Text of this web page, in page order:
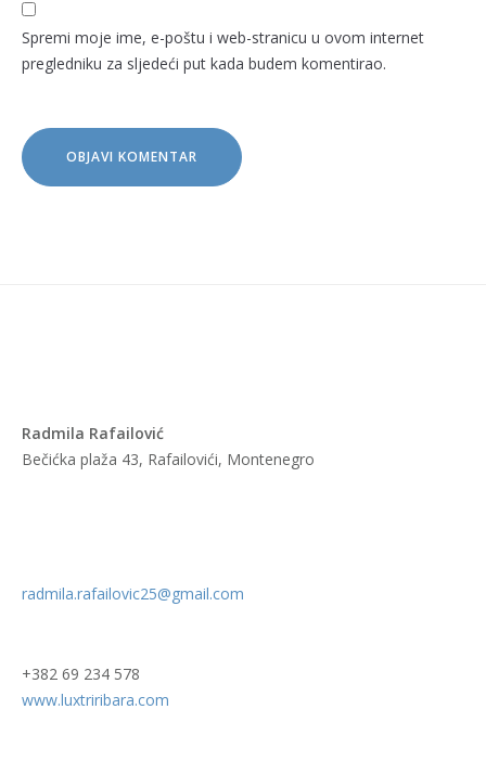
Spremi moje ime, e-poštu i web-stranicu u ovom internet
pregledniku za sljedeći put kada budem komentirao.
Radmila Rafailović
Bečićka plaža 43, Rafailovići, Montenegro
radmila.rafailovic25@gmail.com
+382 69 234 578
www.luxtriribara.com